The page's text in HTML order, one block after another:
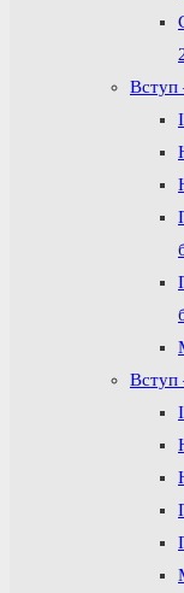
Вступ
Вступ